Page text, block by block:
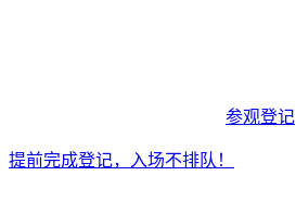
参观登记
提前完成登记，入场不排队！